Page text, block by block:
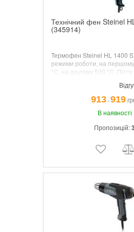
Технічний фен Steinel
(345914)
Термофен Steinel HL 1400
режими роботи, на
°C, на другому 500 °C.
хвилину, при другому 450.
913¯919
В наявності
Пропозицій:3